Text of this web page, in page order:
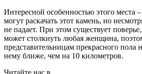
Интересной особенностью этого места
могут раскачать этот камень, но
не падает. При этом существует
может столкнуть любая женщина,
представительницам прекрасного пола
нему ближе, чем на 10 километров.
Читайте нас в